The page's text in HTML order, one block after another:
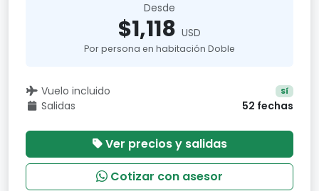
Desde
$1,118 USD
Por persona en habitación Doble
Vuelo incluido Sí
Salidas 52 fechas
Ver precios y salidas
Cotizar con asesor